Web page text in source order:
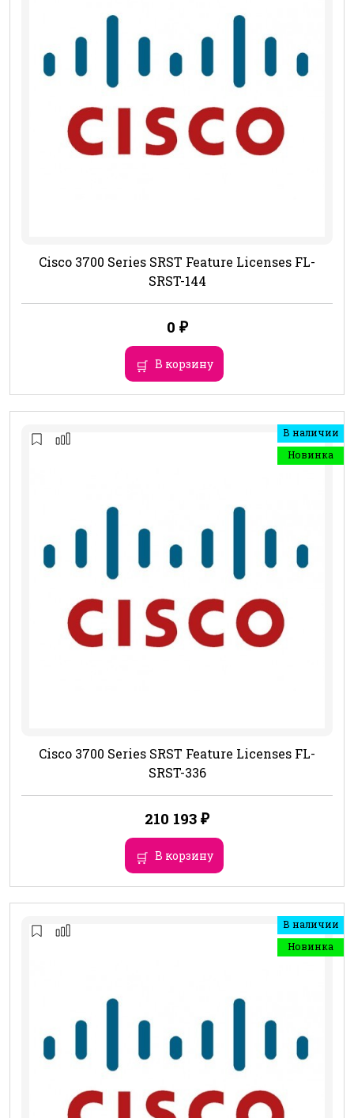
Cisco 3700 Series SRST Feature Licenses FL-
SRST-144
0 ₽
В корзину
В наличии
Новинка
Cisco 3700 Series SRST Feature Licenses FL-
SRST-336
210 193 ₽
В корзину
В наличии
Новинка